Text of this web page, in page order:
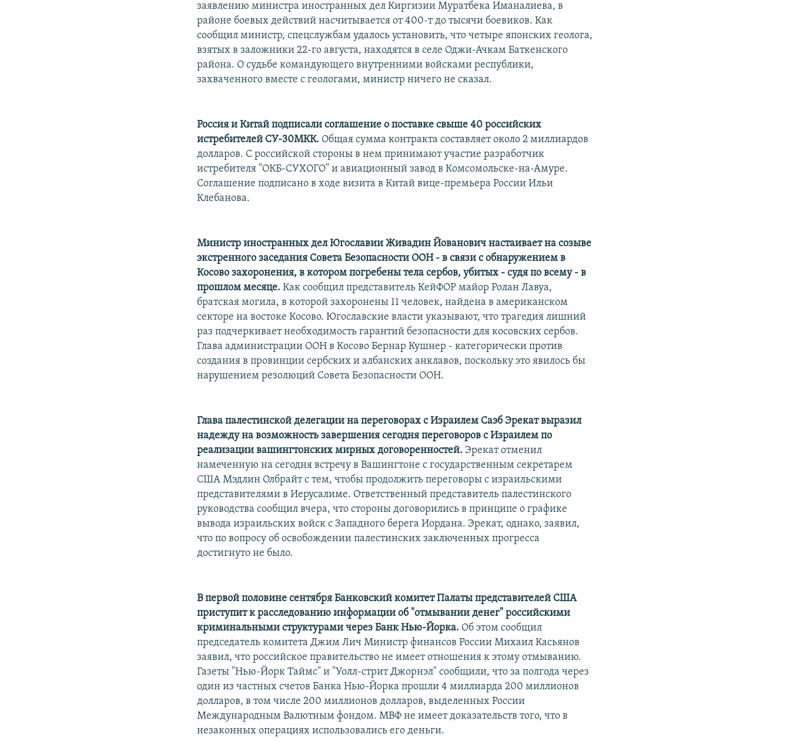
заявлению министра иностранных дел Киргизии Муратбека Иманалиева, в
районе боевых действий насчитывается от 400-т до тысячи боевиков. Как
сообщил министр, спецслужбам удалось установить, что четыре японских геолога,
взятых в заложники 22-го августа, находятся в селе Оджи-Ачкам Баткенского
района. О судьбе командующего внутренними войсками республики,
захваченного вместе с геологами, министр ничего не сказал.
Россия и Китай подписали соглашение о поставке свыше 40 российских
истребителей СУ-30МКК. Общая сумма контракта составляет около 2 миллиардов
долларов. С российской стороны в нем принимают участие разработчик
истребителя "ОКБ-СУХОГО" и авиационный завод в Комсомольске-на-Амуре.
Соглашение подписано в ходе визита в Китай вице-премьера России Ильи
Клебанова.
Министр иностранных дел Югославии Живадин Йованович настаивает на созыве
экстренного заседания Совета Безопасности ООН - в связи с обнаружением в
Косово захоронения, в котором погребены тела сербов, убитых - судя по всему - в
прошлом месяце. Как сообщил представитель КейФОР майор Ролан Лавуа,
братская могила, в которой захоронены 11 человек, найдена в американском
секторе на востоке Косово. Югославские власти указывают, что трагедия лишний
раз подчеркивает необходимость гарантий безопасности для косовских сербов.
Глава администрации ООН в Косово Бернар Кушнер - категорически против
создания в провинции сербских и албанских анклавов, поскольку это явилось бы
нарушением резолюций Совета Безопасности ООН.
Глава палестинской делегации на переговорах с Израилем Саэб Эрекат выразил
надежду на возможность завершения сегодня переговоров с Израилем по
реализации вашингтонских мирных договоренностей. Эрекат отменил
намеченную на сегодня встречу в Вашингтоне с государственным секретарем
США Мэдлин Олбрайт с тем, чтобы продолжить переговоры с израильскими
представителями в Иерусалиме. Ответственный представитель палестинского
руководства сообщил вчера, что стороны договорились в принципе о графике
вывода израильских войск с Западного берега Иордана. Эрекат, однако, заявил,
что по вопросу об освобождении палестинских заключенных прогресса
достигнуто не было.
В первой половине сентября Банковский комитет Палаты представителей США
приступит к расследованию информации об "отмывании денег" российскими
криминальными структурами через Банк Нью-Йорка. Об этом сообщил
председатель комитета Джим Лич Министр финансов России Михаил Касьянов
заявил, что российское правительство не имеет отношения к этому отмыванию.
Газеты "Нью-Йорк Таймс" и "Уолл-стрит Джорнэл" сообщили, что за полгода через
один из частных счетов Банка Нью-Йорка прошли 4 миллиарда 200 миллионов
долларов, в том числе 200 миллионов долларов, выделенных России
Международным Валютным фондом. МВФ не имеет доказательств того, что в
незаконных операциях использовались его деньги.